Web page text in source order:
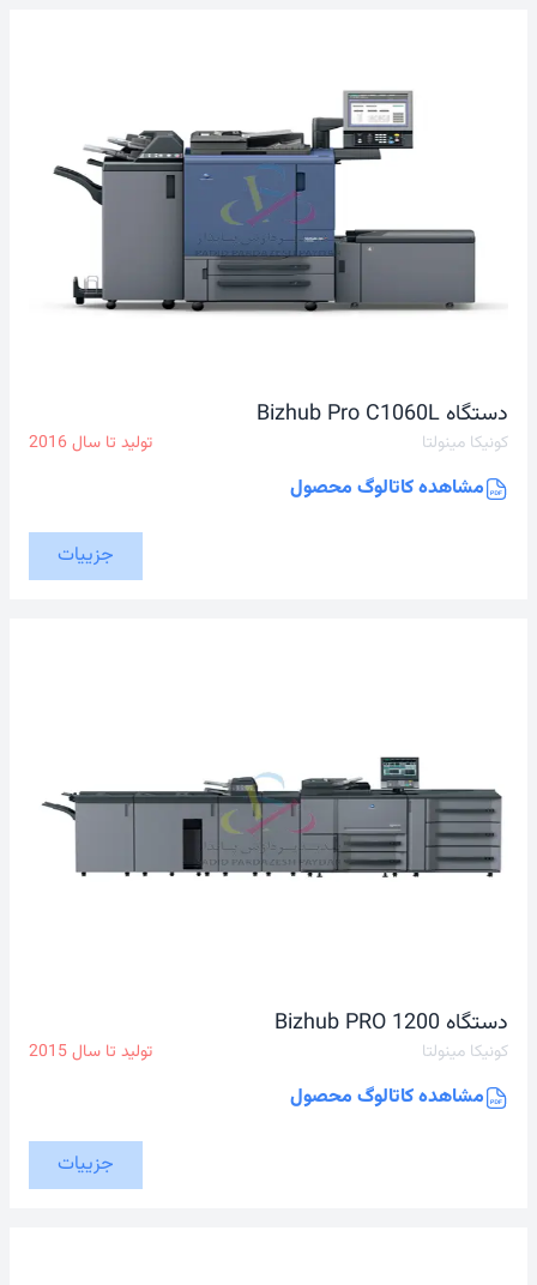
دستگاه Bizhub Pro C1060L
کونیکا مینولتا تولید تا سال2016
مشاهده کاتالوگ محصول
جزییات
دستگاه Bizhub PRO 1200
کونیکا مینولتا تولید تا سال2015
مشاهده کاتالوگ محصول
جزییات